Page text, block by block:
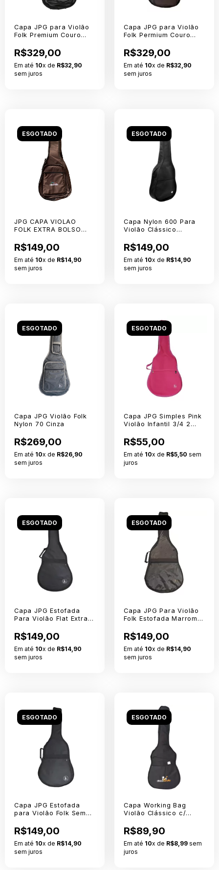
Capa JPG para Violão
Folk Premium Couro
Logo
R$329,00
Em até 10x de R$32,90
sem juros
Capa JPG para Violão
Folk Permium Couro
R$329,00
Em até 10x de R$32,90
sem juros
ESGOTADO
JPG CAPA VIOLAO
FOLK EXTRA BOLSO
R$149,00
Em até 10x de R$14,90
sem juros
ESGOTADO
Capa Nylon 600 Para
Violão Clássico
R$149,00
Em até 10x de R$14,90
sem juros
ESGOTADO
Capa JPG Violão Folk
Nylon 70 Cinza
R$269,00
Em até 10x de R$26,90
sem juros
ESGOTADO
Capa JPG Simples Pink
Violão Infantil 3/4 2
R$55,00
Em até 10x de R$5,50 sem
juros
ESGOTADO
Capa JPG Estofada
Para Violão Flat Extra
R$149,00
Em até 10x de R$14,90
sem juros
ESGOTADO
Capa JPG Para Violão
Folk Estofada Marrom
R$149,00
Em até 10x de R$14,90
sem juros
ESGOTADO
Capa JPG Estofada
para Violão Folk Sem
R$149,00
Em até 10x de R$14,90
sem juros
ESGOTADO
Capa Working Bag
Violão Clássico c/
Estofamento Lateral
R$89,90
Em até 10x de R$8,99 sem
juros